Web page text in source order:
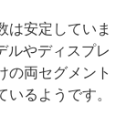
は安定していま
ルやディスプレ
の両セグメント
るようです。